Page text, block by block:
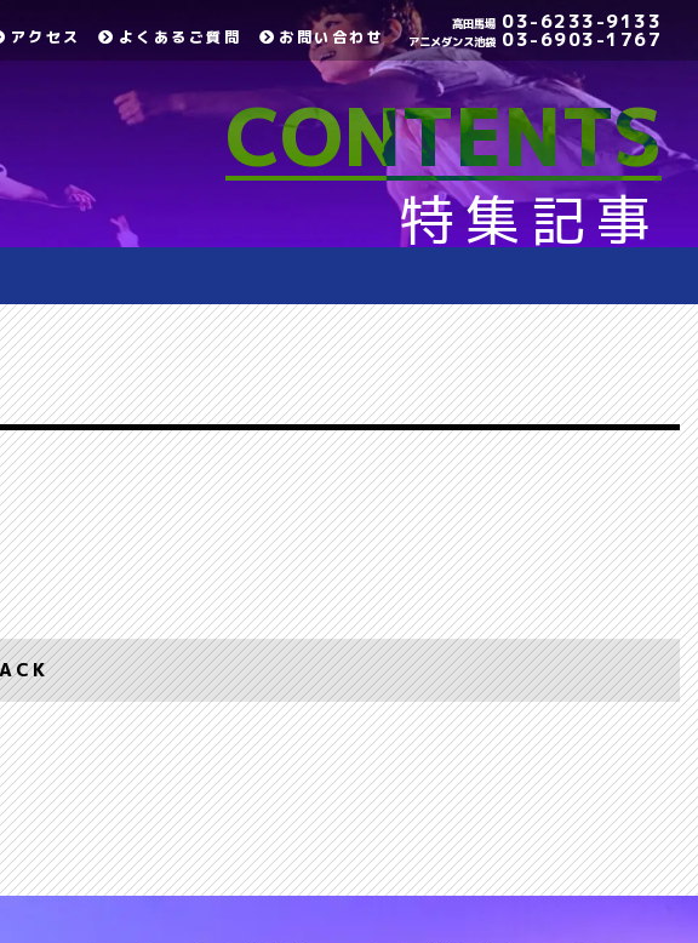
アクセス よくあるご質問 お問い合わせ
高田馬場 03-6233-9133
アニメダンス池袋 03-6903-1767
CONTENTS
特集記事